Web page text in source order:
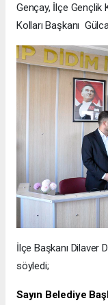
Gençay, İlçe Gençlik
Kolları Başkanı
İlçe Başkanı Dilaver
söyledi;
Sayın Belediye